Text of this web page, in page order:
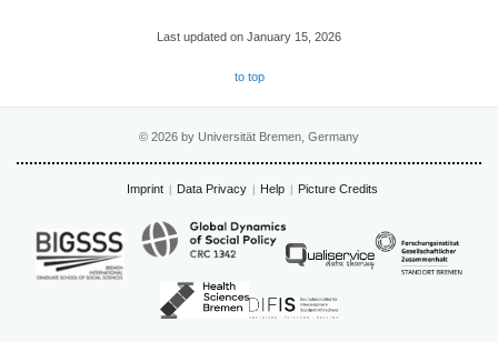
Last updated on January 15, 2026
to top
© 2026 by Universität Bremen, Germany
Imprint Data Privacy Help Picture Credits